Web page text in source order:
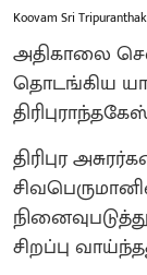
Koovam Sri
அதிகாலை
தொடங்கிய
திரிபுர
சிறப்பு